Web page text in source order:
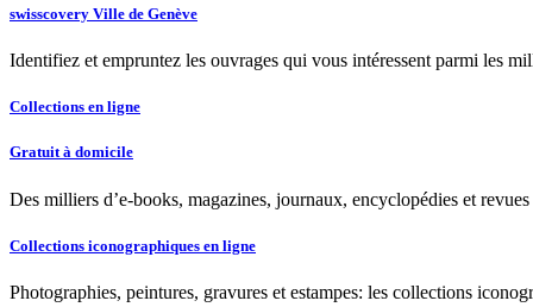
swisscovery Ville de Genève
Identifiez et empruntez les ouvrages qui vous intéressent parmi les
Collections en ligne
Gratuit à domicile
Des milliers d’e-books, magazines, journaux, encyclopédies et
Collections iconographiques en ligne
Photographies, peintures, gravures et estampes: les collections